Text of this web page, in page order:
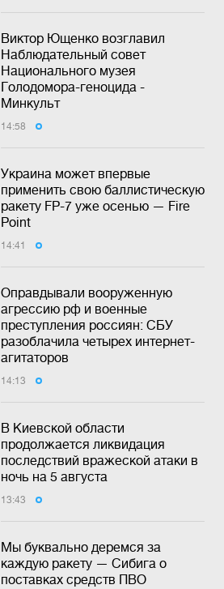
Виктор Ющенко возглавил
Наблюдательный совет
Национального музея
Голодомора-геноцида -
Минкульт
14:58
Украина может впервые
применить свою баллистическую
ракету FP-7 уже осенью — Fire
Point
14:41
Оправдывали вооруженную
агрессию рф и военные
преступления россиян: СБУ
разоблачила четырех интернет-
агитаторов
14:13
В Киевской области
продолжается ликвидация
последствий вражеской атаки в
ночь на 5 августа
13:43
Мы буквально деремся за
каждую ракету — Сибига о
поставках средств ПВО